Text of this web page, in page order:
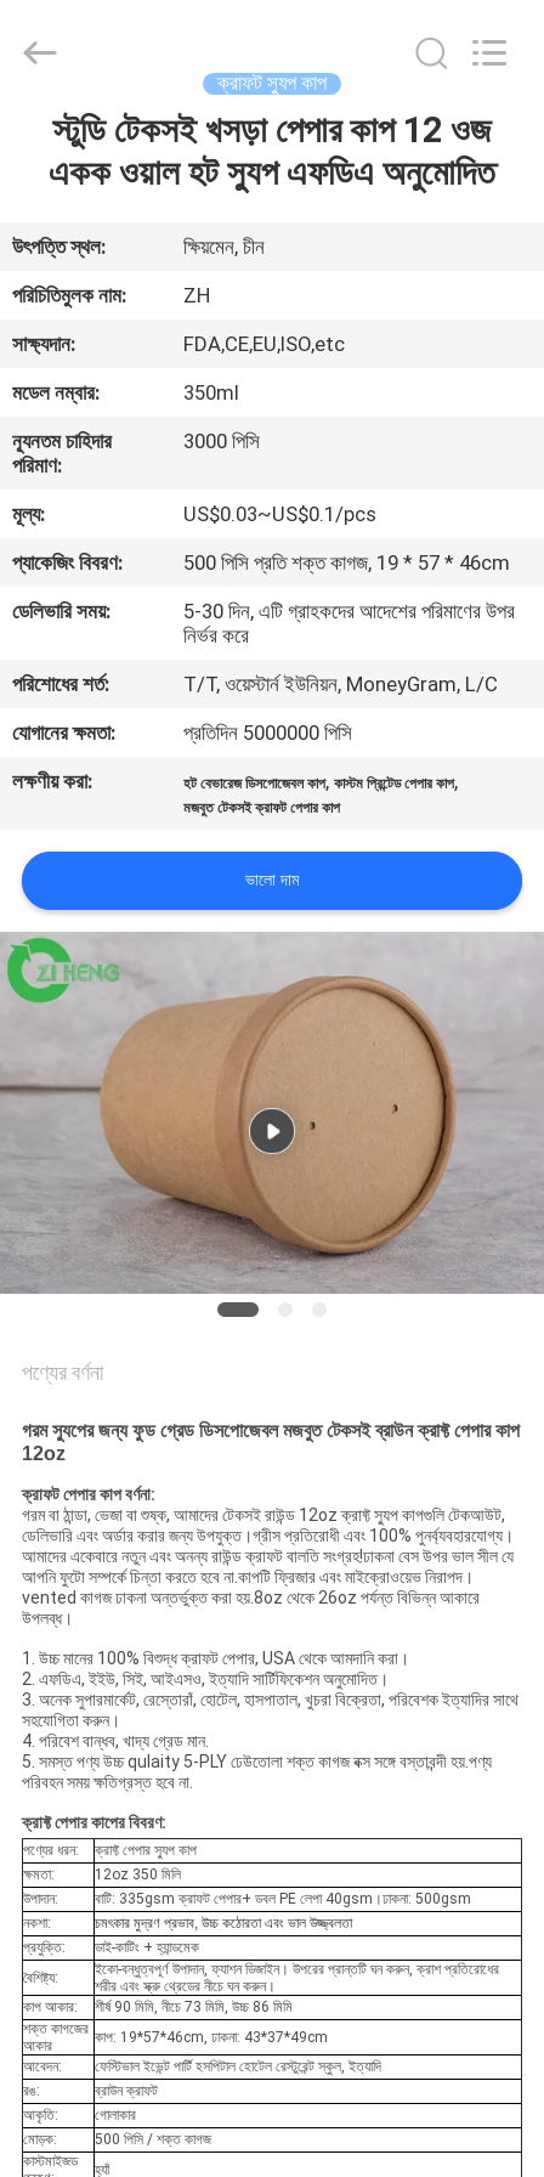
আমাদের
সম্পর্কে
কারখানা
ভ্রমণ
মান
নিয়ন্ত্রণ
করুন
খবর
উদ্ধৃতির
জন্য
আবেদন
সাইট
গোপনীয়তা
নীতি
Protection
Technology
ক্রাফট স্যুপ কাপ
স্টুডি টেকসই খসড়া পেপার কাপ 12 ওজ
একক ওয়াল হট স্যুপ এফডিএ অনুমোদিত
উৎপত্তি স্থল:
ক্ষিয়মেন, চীন
পরিচিতিমুলক নাম:
ZH
সাক্ষ্যদান:
FDA,CE,EU,ISO,etc
মডেল নম্বার:
350ml
ন্যূনতম চাহিদার
পরিমাণ:
3000 পিসি
মূল্য:
US$0.03~US$0.1/pcs
প্যাকেজিং বিবরণ:
500 পিসি প্রতি শক্ত কাগজ, 19 * 57 * 46cm
ডেলিভারি সময়:
5-30 দিন, এটি গ্রাহকদের আদেশের পরিমাণের উপর
নির্ভর করে
পরিশোধের শর্ত:
T/T, ওয়েস্টার্ন ইউনিয়ন, MoneyGram, L/C
যোগানের ক্ষমতা:
প্রতিদিন 5000000 পিসি
লক্ষণীয় করা:
হট বেভারেজ ডিসপোজেবল কাপ,কাস্টম প্রিন্টেড পেপার কাপ,
মজবুত টেকসই ক্রাফট পেপার কাপ
ভালো দাম
পণ্যের বর্ণনা
গরম স্যুপের জন্য ফুড গ্রেড ডিসপোজেবল মজবুত টেকসই ব্রাউন ক্রাফ্ট পেপার কাপ
12oz
ক্রাফট পেপার কাপ বর্ণনা:
গরম বা ঠান্ডা, ভেজা বা শুষ্ক, আমাদের টেকসই রাউন্ড 12oz ক্রাফ্ট স্যুপ কাপগুলি টেকআউট,
ডেলিভারি এবং অর্ডার করার জন্য উপযুক্ত।গ্রীস প্রতিরোধী এবং 100% পুনর্ব্যবহারযোগ্য।
আমাদের একেবারে নতুন এবং অনন্য রাউন্ড ক্রাফট বালতি সংগ্রহ!ঢাকনা বেস উপর ভাল সীল যে
আপনি ফুটো সম্পর্কে চিন্তা করতে হবে না.কাপটি ফ্রিজার এবং মাইক্রোওয়েভ নিরাপদ।
vented কাগজ ঢাকনা অন্তর্ভুক্ত করা হয়.8oz থেকে 26oz পর্যন্ত বিভিন্ন আকারে
উপলব্ধ।
1. উচ্চ মানের 100% বিশুদ্ধ ক্রাফট পেপার, USA থেকে আমদানি করা।
2. এফডিএ, ইইউ, সিই, আইএসও, ইত্যাদি সার্টিফিকেশন অনুমোদিত।
3. অনেক সুপারমার্কেট, রেস্তোরাঁ, হোটেল, হাসপাতাল, খুচরা বিক্রেতা, পরিবেশক ইত্যাদির সাথে
সহযোগিতা করুন।
4. পরিবেশ বান্ধব, খাদ্য গ্রেড মান.
5. সমস্ত পণ্য উচ্চ qulaity 5-PLY ঢেউতোলা শক্ত কাগজ বক্স সঙ্গে বস্তাবন্দী হয়.পণ্য
পরিবহন সময় ক্ষতিগ্রস্ত হবে না.
ক্রাফ্ট পেপার কাপের বিবরণ:
পণ্যের ধরন:
ক্রাফ্ট পেপার স্যুপ কাপ
ক্ষমতা:
12oz 350 মিলি
উপাদান:
বাটি: 335gsm ক্রাফট পেপার+ ডবল PE লেপা 40gsm।ঢাকনা: 500gsm
নকশা:
চমৎকার মুদ্রণ প্রভাব, উচ্চ কঠোরতা এবং ভাল উজ্জ্বলতা
প্রযুক্তি:
ডাই-কাটিং + হ্যান্ডমেক
বৈশিষ্ট্য:
ইকো-বন্ধুত্বপূর্ণ উপাদান, ফ্যাশন ডিজাইন। উপরের প্রান্তটি ঘন করুন, ক্রাশ প্রতিরোধের
শরীর এবং স্ক্রু থ্রেডের নীচে ঘন করুন।
কাপ আকার:
শীর্ষ 90 মিমি, নীচে 73 মিমি, উচ্চ 86 মিমি
শক্ত কাগজের
আকার
কাপ: 19*57*46cm, ঢাকনা: 43*37*49cm
আবেদন:
ফেস্টিভাল ইভেন্ট পার্টি হসপিটাল হোটেল রেস্টুরেন্ট স্কুল, ইত্যাদি
রঙ:
ব্রাউন ক্রাফট
আকৃতি:
গোলাকার
মোড়ক:
500 পিসি / শক্ত কাগজ
কাস্টমাইজড
হ্যাঁ